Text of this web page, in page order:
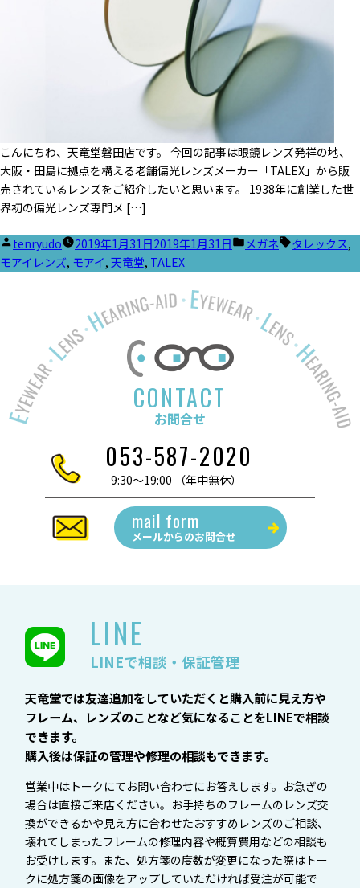
こんにちわ、天竜堂磐田店です。 今回の記事は眼鏡レンズ発祥の地、
大阪・田島に拠点を構える老舗偏光レンズメーカー「TALEX」から販
売されているレンズをご紹介したいと思います。 1938年に創業した世
界初の偏光レンズ専門メ […]
投
稿
tenryudo 2019年1月31日2019年1月31日
カ
ー:
メガネ
タ
タレックス,
モアイレンズ, モアイ, 天竜堂, TALEX
CONTACT
お問合せ
053-587-2020
9:30～19:00 （年中無休）
mail form
メールからのお問合せ
LINE
LINEで相談・保証管理
天竜堂では友達追加をしていただくと購入前に見え方や
フレーム、レンズのことなど気になることをLINEで相談
できます。
購入後は保証の管理や修理の相談もできます。
営業中はトークにてお問い合わせにお答えします。お急ぎの
場合は直接ご来店ください。お手持ちのフレームのレンズ交
換ができるかや見え方に合わせたおすすめレンズのご相談、
壊れてしまったフレームの修理内容や概算費用などの相談も
お受けします。また、処方箋の度数が変更になった際はトー
クに処方箋の画像をアップしていただければ受注が可能で